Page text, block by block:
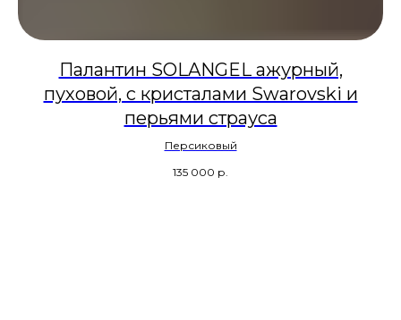
Палантин SOLANGEL ажурный,
пуховой, с кристалами Swarovski и
перьями страуса
Персиковый
135 000 р.